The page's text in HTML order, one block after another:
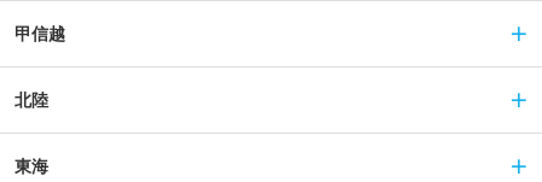
甲信越
北陸
東海